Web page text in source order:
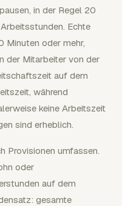
in der Regel 20
Echte
Minuten oder mehr,
der Mitarbeiter von der
auf dem
während
keine Arbeitszeit
sind erheblich.
Provisionen umfassen.
oder
auf dem
gesamte